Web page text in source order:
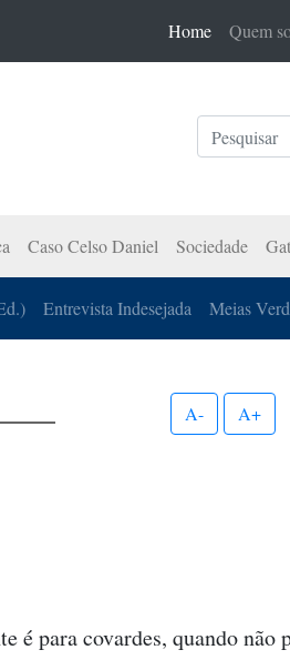
Home(current)
Quem
Caso Celso Daniel Sociedade
Entrevista Indesejada Meias
A- A+
é para covardes, quando não